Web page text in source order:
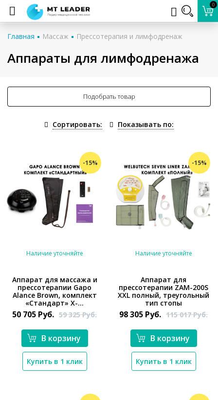
0
Главная Массаж Прессотерапия и лимфодренаж
Аппараты для лимфодренажа
Подобрать товар
Сортировать: Показывать по:
-15%
*}
Наличие уточняйте
Аппарат для массажа и
прессотерапии Gapo
Alance Brown, комплект
«Стандарт» X-...
50 705 Руб. 59 325Руб.
В корзину
Купить в 1 клик
-15%
*}
Наличие уточняйте
Аппарат для
прессотерапии ZAM-200S
XXL полный, треугольный
тип стопы
98 305 Руб. 115 017Руб.
В корзину
Купить в 1 клик